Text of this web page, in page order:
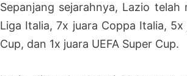
Sepanjang sejarahnya, Lazio
Liga Italia, 7x juara Coppa Italia,
Cup, dan 1x juara UEFA Super Cup.